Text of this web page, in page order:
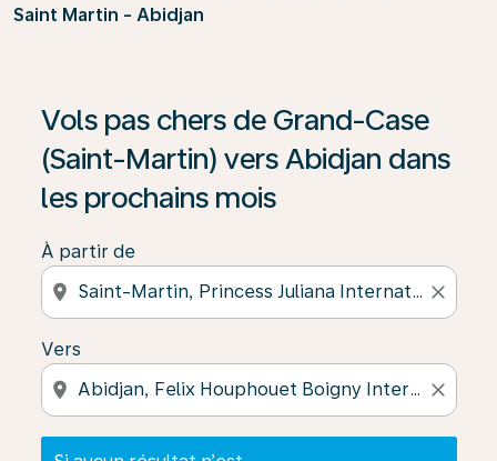
Saint Martin - Abidjan
Vols pas chers de Grand-Case
(Saint-Martin) vers Abidjan dans
les prochains mois
À partir de
location_on close
Vers
location_on close
Si aucun résultat n’est disponible, cliquez sur «